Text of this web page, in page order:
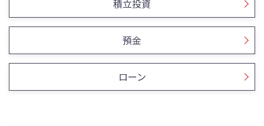
積立投資
預金
ローン